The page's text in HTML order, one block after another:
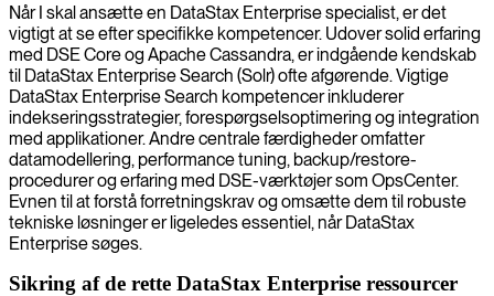
Når I skal ansætte en DataStax Enterprise specialist, er det
vigtigt at se efter specifikke kompetencer. Udover solid erfaring
med DSE Core og Apache Cassandra, er indgående kendskab
til DataStax Enterprise Search (Solr) ofte afgørende. Vigtige
DataStax Enterprise Search kompetencer inkluderer
indekseringsstrategier, forespørgselsoptimering og integration
med applikationer. Andre centrale færdigheder omfatter
datamodellering, performance tuning, backup/restore-
procedurer og erfaring med DSE-værktøjer som OpsCenter.
Evnen til at forstå forretningskrav og omsætte dem til robuste
tekniske løsninger er ligeledes essentiel, når DataStax
Enterprise søges.
Sikring af de rette DataStax Enterprise ressourcer